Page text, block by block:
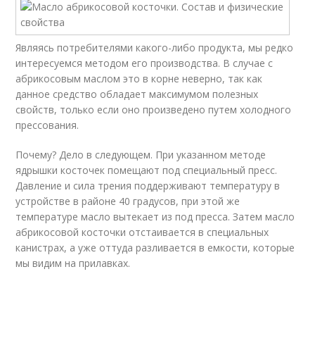
Являясь потребителями какого-либо продукта, мы редко
интересуемся методом его производства. В случае с
абрикосовым маслом это в корне неверно, так как
данное средство обладает максимумом полезных
свойств, только если оно произведено путем холодного
прессования.
Почему? Дело в следующем. При указанном методе
ядрышки косточек помещают под специальный пресс.
Давление и сила трения поддерживают температуру в
устройстве в районе 40 градусов, при этой же
температуре масло вытекает из под пресса. Затем масло
абрикосовой косточки отстаивается в специальных
канистрах, а уже оттуда разливается в емкости, которые
мы видим на прилавках.